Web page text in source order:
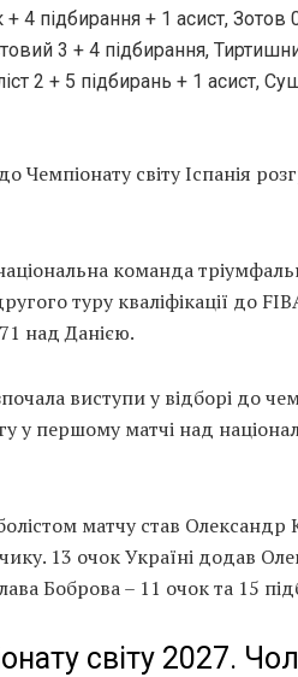
4 підбирання + 1 асист, Зотов
3 + 4 підбирання,
2 + 5 підбирань + 1 асист,
Чемпіонату світу Іспанія
команда
туру кваліфікації до
над Данією.
виступи у відборі до
у першому матчі над
матчу став Олександр
13 очок Україні додав
Боброва – 11 очок та 15
світу 2027.